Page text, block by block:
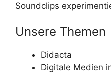
Soundclips
Unsere Themen
Didacta
Digitale Medien